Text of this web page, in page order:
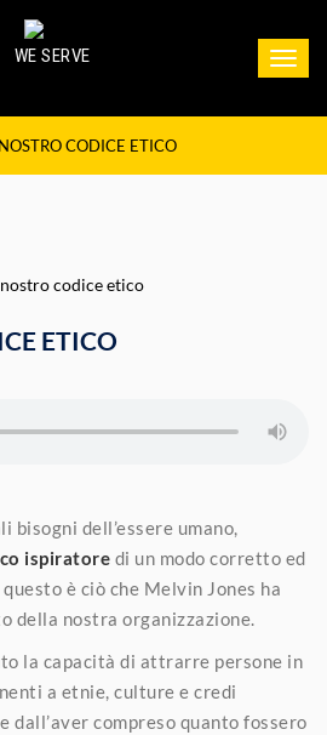
WE SERVE
CODICE ETICO
ETICO
bisogni dell’essere umano,
ispiratore di un modo corretto ed
è ciò che Melvin Jones ha
della nostra organizzazione.
la capacità di attrarre persone in
a etnie, culture e credi
compreso quanto fossero